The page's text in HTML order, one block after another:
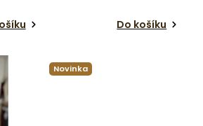
Do košíku
Novinka